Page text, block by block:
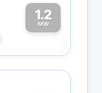
1.2
MW1